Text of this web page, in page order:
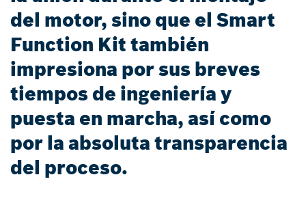
del motor, sino que el Smart
Function Kit también
impresiona por sus breves
tiempos de ingeniería y
puesta en marcha, así como
por la absoluta transparencia
del proceso.